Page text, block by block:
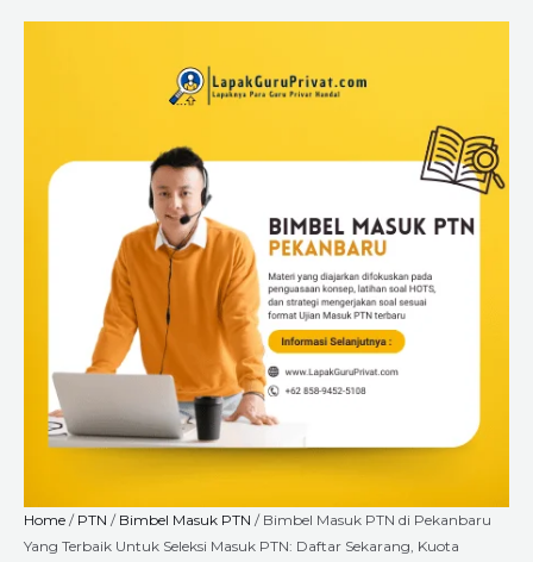
Home / PTN / Bimbel Masuk PTN / Bimbel Masuk PTN di Pekanbaru
Yang Terbaik Untuk Seleksi Masuk PTN: Daftar Sekarang, Kuota
through
Terbaik
Terbatas!
quantity